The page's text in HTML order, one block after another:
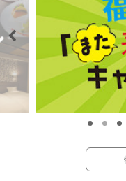
静岡県 熱海温泉
ホテルニューア
静岡県 伊東温泉
福島県 猫魔温泉
裏磐梯レイクリゾート
【8月以降】【早期割引
類以上の豪華和洋中バ
OFF
1名 13,300円
9,980円～ 税込